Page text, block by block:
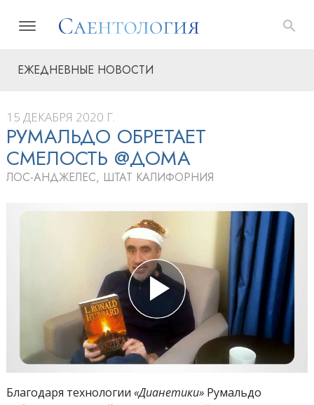
ЕЖЕДНЕВНЫЕ НОВОСТИ
15 ДЕКАБРЯ 2020 Г.
РУМАЛЬДО ОБРЕТАЕТ
СМЕЛОСТЬ @ДОМА
ЛОС-АНДЖЕЛЕС, ШТАТ КАЛИФОРНИЯ
Благодаря технологии «Дианетики» Румальдо